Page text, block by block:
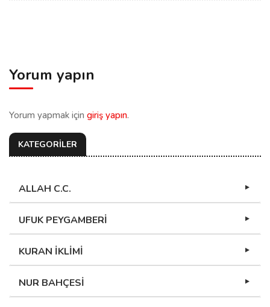
Yorum yapın
Yorum yapmak için giriş yapın.
KATEGORİLER
ALLAH C.C.
UFUK PEYGAMBERİ
KURAN İKLİMİ
NUR BAHÇESİ